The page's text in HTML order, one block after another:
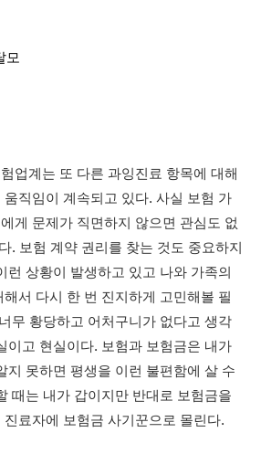
모
업계는 또 다른 과잉진료 항목에 대해
직임이 계속되고 있다. 사실 보험 가
게 문제가 직면하지 않으면 관심도 없
. 보험 계약 권리를 찾는 것도 중요하지
런 상황이 발생하고 있고 나와 가족의
서 다시 한 번 진지하게 고민해볼 필
무 황당하고 어처구니가 없다고 생각
이고 현실이다. 보험과 보험금은 내가
지 못하면 평생을 이런 불편함에 살 수
때는 내가 갑이지만 반대로 보험금을
료자에 보험금 사기꾼으로 몰린다.